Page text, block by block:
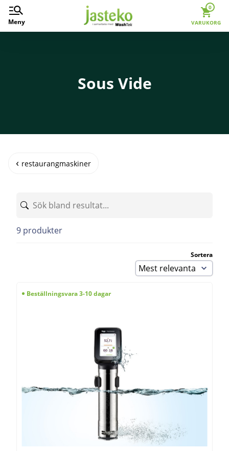
Meny
0
VARUKORG
Sous Vide
restaurangmaskiner
9 produkter
Sortera
Beställningsvara 3-10 dagar